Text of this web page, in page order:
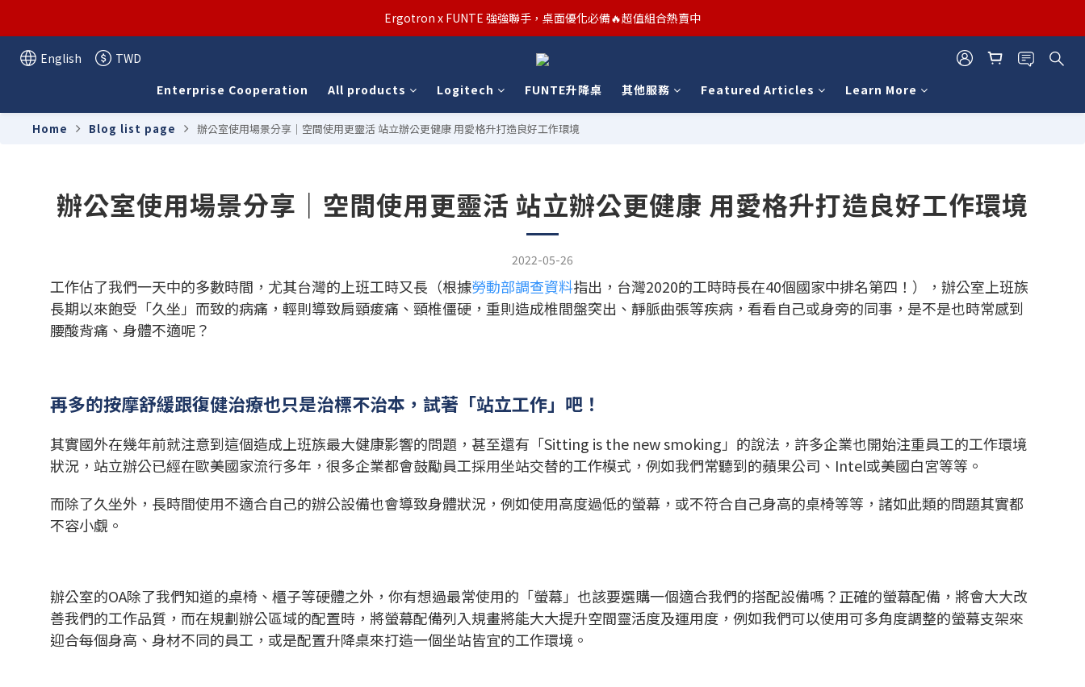
汰舊/升級補助優惠熱烈進行中！符合資格者歡迎申請購物金補助
汰舊/升級補助優惠熱烈進行中！符合資格者歡迎申請購物金補助
Ergotron x FUNTE 強強聯手，桌面優化必備🔥超值組合熱賣中
汰舊/升級補助優惠熱烈進行中！符合資格者歡迎申請購物金補助
English
TWD
Enterprise Cooperation
All products Logitech FUNTE升降桌 其他服務 Featured Articles Learn More
Home Blog list page 辦公室使用場景分享｜空間使用更靈活 站立辦公更健康 用愛格升打造良好工作環境
辦公室使用場景分享｜空間使用更靈活 站立辦公更健康 用愛格升打造良好工作環境
2022-05-26
工作佔了我們一天中的多數時間，尤其台灣的上班工時又長（根據勞動部調查資料指出，台灣2020的工時時長在40個國家中排名第四！），辦公室上班族
長期以來飽受「久坐」而致的病痛，輕則導致肩頸痠痛、頸椎僵硬，重則造成椎間盤突出、靜脈曲張等疾病，看看自己或身旁的同事，是不是也時常感到
腰酸背痛、身體不適呢？
再多的按摩舒緩跟復健治療也只是治標不治本，試著「站立工作」吧！
其實國外在幾年前就注意到這個造成上班族最大健康影響的問題，甚至還有「Sitting is the new smoking」的說法，許多企業也開始注重員工的工作環境
狀況，站立辦公已經在歐美國家流行多年，很多企業都會鼓勵員工採用坐站交替的工作模式，例如我們常聽到的蘋果公司、Intel或美國白宮等等。
而除了久坐外，長時間使用不適合自己的辦公設備也會導致身體狀況，例如使用高度過低的螢幕，或不符合自己身高的桌椅等等，諸如此類的問題其實都
不容小覷。
辦公室的OA除了我們知道的桌椅、櫃子等硬體之外，你有想過最常使用的「螢幕」也該要選購一個適合我們的搭配設備嗎？正確的螢幕配備，將會大大改
善我們的工作品質，而在規劃辦公區域的配置時，將螢幕配備列入規畫將能大大提升空間靈活度及運用度，例如我們可以使用可多角度調整的螢幕支架來
迎合每個身高、身材不同的員工，或是配置升降桌來打造一個坐站皆宜的工作環境。